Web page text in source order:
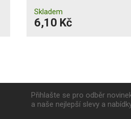
Skladem
6,10 Kč
Přihlašte se pro odběr
a naše nejlepší slevy a